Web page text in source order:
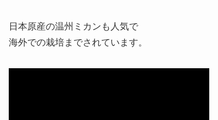
日本原産の温州ミカンも人気で
海外での栽培までされています。